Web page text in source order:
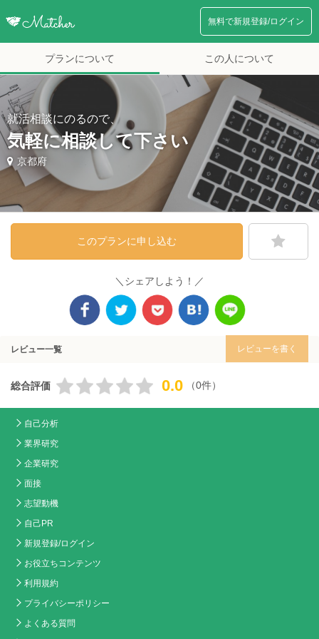
無料で新規登録/ログイン
プランについて この人について
就活相談にのるので、
気軽に相談して下さい
京都府
このプランに申し込む
＼シェアしよう！／
レビュー一覧 レビューを書く
総合評価 0.0 （0件）
自己分析
業界研究
企業研究
面接
志望動機
自己PR
新規登録/ログイン
お役立ちコンテンツ
利用規約
プライバシーポリシー
よくある質問